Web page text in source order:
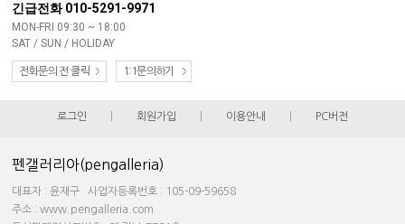
긴급전화 010-5291-9971
MON-FRI 09:30 ~ 18:00
SAT / SUN / HOLIDAY
전화문의 전 클릭 1:1문의하기
로그인 회원가입 이용안내 PC버전
펜갤러리아(pengalleria)
대표자 : 윤재구 사업자등록번호 : 105-09-59658
주소 : www.pengalleria.com